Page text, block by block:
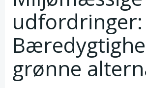
udfordringer:
grønne